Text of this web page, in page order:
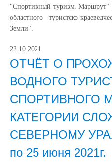
"Спортивный туризм. Маршрут"
областного туристско-
Земли".
22.10.2021
ОТЧЁТ О
ВОДНОГО
СПОРТИВНОГО
КАТЕГОРИИ
СЕВЕРНОМУ
по 25 июня 2021г.